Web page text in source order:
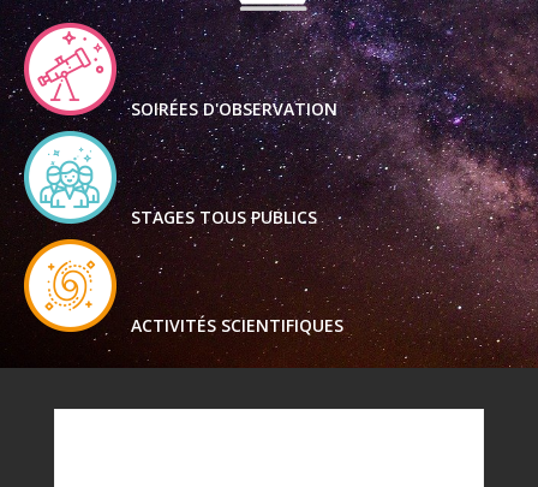
SOIRÉES D'OBSERVATION
STAGES TOUS PUBLICS
ACTIVITÉS SCIENTIFIQUES